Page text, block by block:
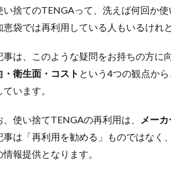
い捨てのTENGAって、洗えば何回か使
恵袋では再利用している人もいるけれ
事は、このような疑問をお持ちの方に向
・衛生面・コスト という4つの観点か
ています。
、使い捨てTENGAの再利用は、 メー
事は「再利用を勧める」ものではなく
情報提供となります。